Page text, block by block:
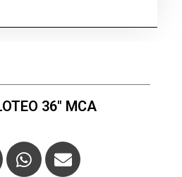
36" MCA